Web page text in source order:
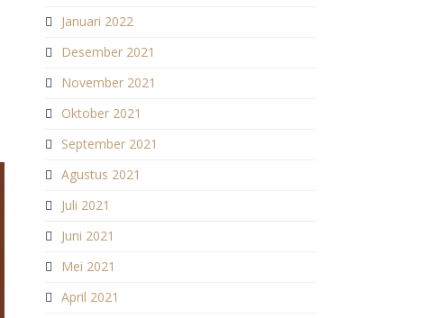
Januari 2022
Desember 2021
November 2021
Oktober 2021
September 2021
Agustus 2021
Juli 2021
Juni 2021
Mei 2021
April 2021